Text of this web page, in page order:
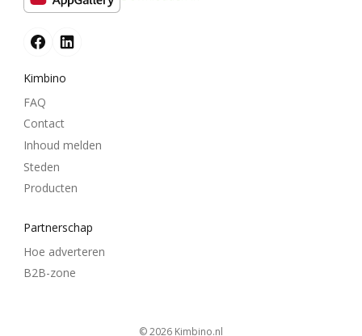
Kimbino
FAQ
Contact
Inhoud melden
Steden
Producten
Partnerschap
Hoe adverteren
B2B-zone
© 2026 kimbino.nl